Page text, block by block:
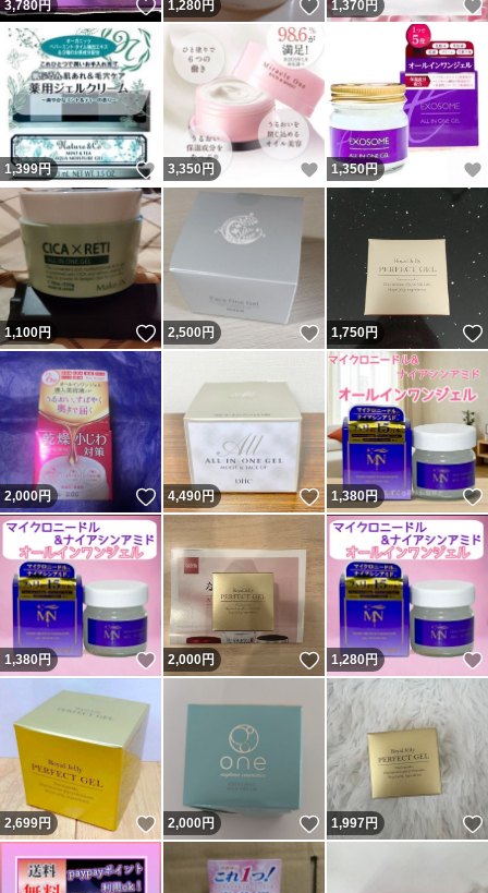
3,780円 いいね！
1,280円 いいね！
1,370 円
1,399円 いいね！
3,350円 いいね！
1,350円
1,100円 いいね！
2,500円 いいね！
1,750円
2,000円 いいね！
4,490円 いいね！
1,380円
1,380円 いいね！
2,000円 いいね！
1,280円
2,699円 いいね！
2,000円 いいね！
1,997円